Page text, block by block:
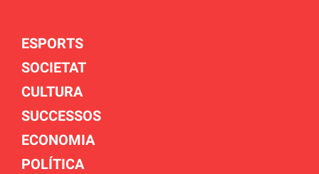
ESPORTS
SOCIETAT
CULTURA
SUCCESSOS
ECONOMIA
POLÍTICA